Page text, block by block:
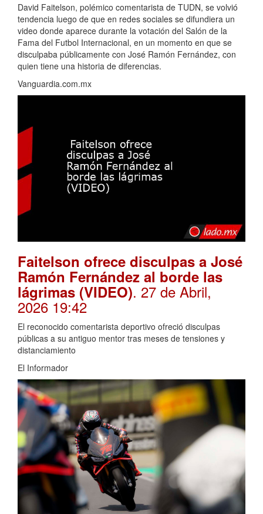
David Faitelson, polémico comentarista de TUDN, se volvió
tendencia luego de que en redes sociales se difundiera un
video donde aparece durante la votación del Salón de la
Fama del Futbol Internacional, en un momento en que se
disculpaba públicamente con José Ramón Fernández, con
quien tiene una historia de diferencias.
Vanguardia.com.mx
Faitelson ofrece disculpas a José
Ramón Fernández al borde las
lágrimas (VIDEO). 27 de Abril,
2026 19:42
El reconocido comentarista deportivo ofreció disculpas
públicas a su antiguo mentor tras meses de tensiones y
distanciamiento
El Informador